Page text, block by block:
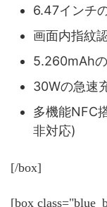
6.47インチ
画面内指紋
5.260mAh
30Wの急速
多機能NFC
非対応)
[/box]
[box